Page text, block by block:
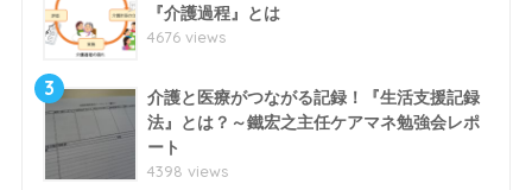
『介護過程』とは
4676 views
3
介護と医療がつながる記録！『生活支援記録
法』とは？～鐵宏之主任ケアマネ勉強会レポ
ート
4398 views